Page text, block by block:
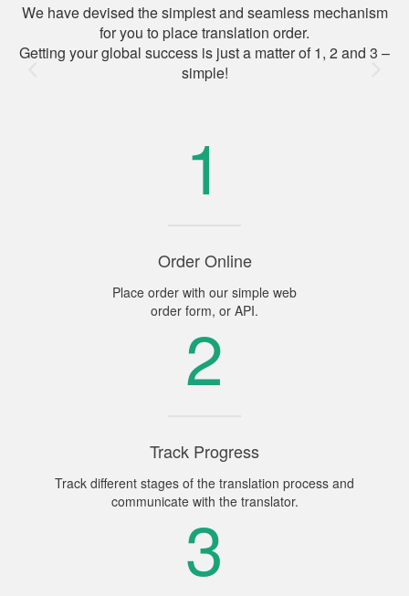
We have devised the simplest and seamless mechanism
for you to place translation order.
Getting your global success is just a matter of 1, 2 and 3 –
simple!
1
Order Online
Place order with our simple web
order form, or API.
2
Track Progress
Track different stages of the translation process and
communicate with the translator.
3